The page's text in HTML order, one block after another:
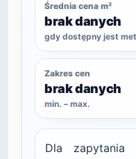
Średnia cena m²
brak danych
gdy dostępny jest
Zakres cen
brak danych
min. – max.
Dla zapytania